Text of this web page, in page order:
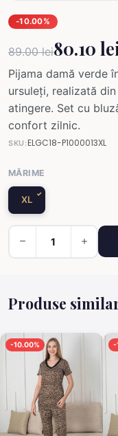
-10.00%
89.00 lei80.10
Pijama damă verde
ursuleți, realizată
atingere. Set cu
confort zilnic.
SKU:ELGC18-P1000013XL
MĂRIME
XL
Produse
-10.00% -